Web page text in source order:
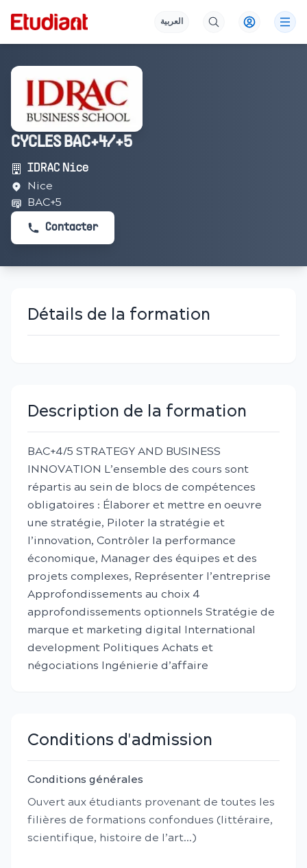
العربية
CYCLES BAC+4/+5
IDRAC Nice
Nice
BAC+5
Contacter
Détails de la formation
Description de la formation
BAC+4/5 STRATEGY AND BUSINESS
INNOVATION L’ensemble des cours sont
répartis au sein de blocs de compétences
obligatoires : Élaborer et mettre en oeuvre
une stratégie, Piloter la stratégie et
l’innovation, Contrôler la performance
économique, Manager des équipes et des
projets complexes, Représenter l’entreprise
Approfondissements au choix 4
approfondissements optionnels Stratégie de
marque et marketing digital International
development Politiques Achats et
négociations Ingénierie d’affaire
Conditions d'admission
Conditions générales
Ouvert aux étudiants provenant de toutes les
filières de formations confondues (littéraire,
scientifique, histoire de l’art…)